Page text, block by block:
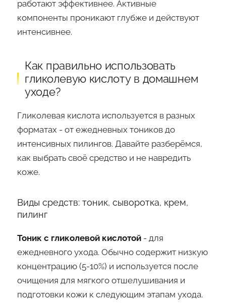
работают эффективнее. Активные
компоненты проникают глубже и действуют
интенсивнее.
Как правильно использовать
гликолевую кислоту в домашнем
уходе?
Гликолевая кислота используется в разных
форматах - от ежедневных тоников до
интенсивных пилингов. Давайте разберёмся,
как выбрать своё средство и не навредить
коже.
Виды средств: тоник, сыворотка, крем,
пилинг
Тоник с гликолевой кислотой - для
ежедневного ухода. Обычно содержит низкую
концентрацию (5-10%) и используется после
очищения для мягкого отшелушивания и
подготовки кожи к следующим этапам ухода.